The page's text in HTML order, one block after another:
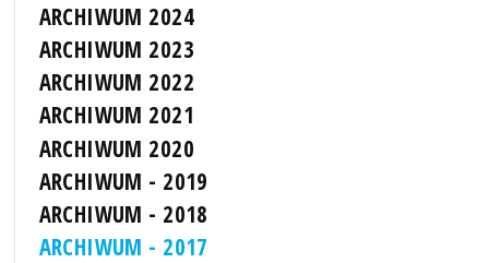
ARCHIWUM 2024
ARCHIWUM 2023
ARCHIWUM 2022
ARCHIWUM 2021
ARCHIWUM 2020
ARCHIWUM - 2019
ARCHIWUM - 2018
ARCHIWUM - 2017